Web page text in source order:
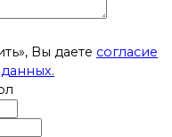
Вы даете согласие